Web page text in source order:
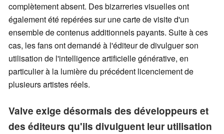
complètement absent. Des bizarreries visuelles ont
également été repérées sur une carte de visite d'un
ensemble de contenus additionnels payants. Suite à ces
cas, les fans ont demandé à l'éditeur de divulguer son
utilisation de l'intelligence artificielle générative, en
particulier à la lumière du précédent licenciement de
plusieurs artistes réels.
Valve exige désormais des développeurs et
des éditeurs qu'ils divulguent leur utilisation